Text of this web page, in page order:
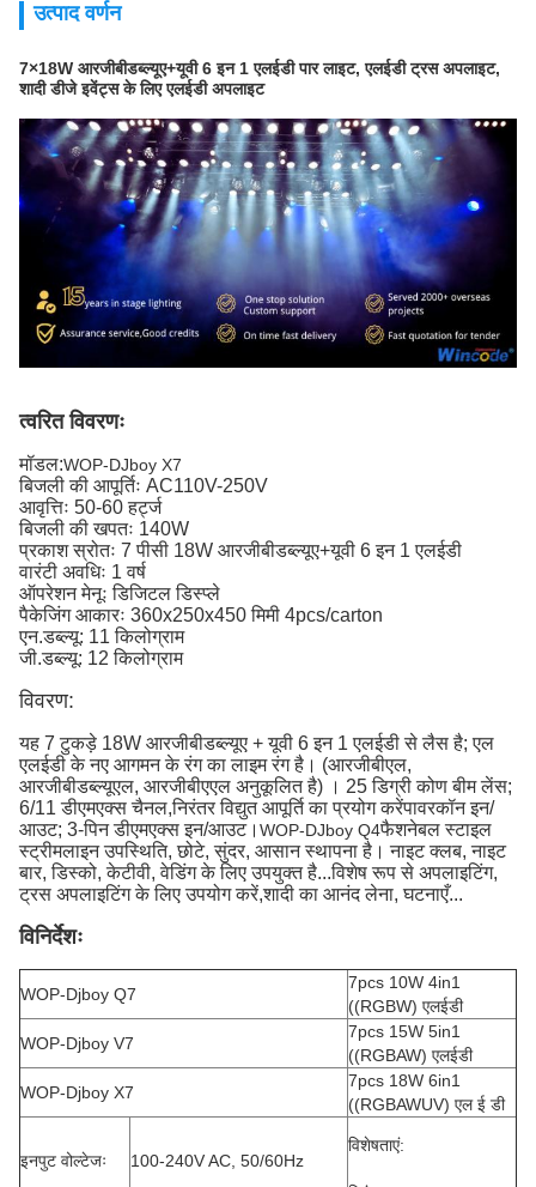
उत्पाद वर्णन
7×18W आरजीबीडब्ल्यूए+यूवी 6 इन 1 एलईडी पार लाइट, एलईडी ट्रस अपलाइट,
शादी डीजे इवेंट्स के लिए एलईडी अपलाइट
त्वरित विवरणः
मॉडल:WOP-DJboy X7
बिजली की आपूर्तिः AC110V-250V
आवृत्तिः 50-60 हर्ट्ज
बिजली की खपतः 140W
प्रकाश स्रोतः 7 पीसी 18W आरजीबीडब्ल्यूए+यूवी 6 इन 1 एलईडी
वारंटी अवधिः 1 वर्ष
ऑपरेशन मेनूः डिजिटल डिस्प्ले
पैकेजिंग आकारः 360x250x450 मिमी 4pcs/carton
एन.डब्ल्यू: 11 किलोग्राम
जी.डब्ल्यू: 12 किलोग्राम
विवरण:
यह 7 टुकड़े 18W आरजीबीडब्ल्यूए + यूवी 6 इन 1 एलईडी से लैस है; एल
एलईडी के नए आगमन के रंग का लाइम रंग है। (आरजीबीएल,
आरजीबीडब्ल्यूएल, आरजीबीएएल अनुकूलित है) । 25 डिग्री कोण बीम लेंस;
6/11 डीएमएक्स चैनल,निरंतर विद्युत आपूर्ति का प्रयोग करेंपावरकॉन इन/
आउट; 3-पिन डीएमएक्स इन/आउट। WOP-DJboy Q4फैशनेबल स्टाइल
स्ट्रीमलाइन उपस्थिति, छोटे, सुंदर, आसान स्थापना है। नाइट क्लब, नाइट
बार, डिस्को, केटीवी, वेडिंग के लिए उपयुक्त है...विशेष रूप से अपलाइटिंग,
ट्रस अपलाइटिंग के लिए उपयोग करें,शादी का आनंद लेना, घटनाएँ...
विनिर्देशः
WOP-Djboy Q7
7pcs 10W 4in1
((RGBW) एलईडी
WOP-Djboy V7
7pcs 15W 5in1
((RGBAW) एलईडी
WOP-Djboy X7
7pcs 18W 6in1
((RGBAWUV) एल ई डी
इनपुट वोल्टेजः 100-240V AC, 50/60Hz
विशेषताएं: